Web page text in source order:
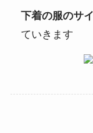
下着の服のサ
ていきます